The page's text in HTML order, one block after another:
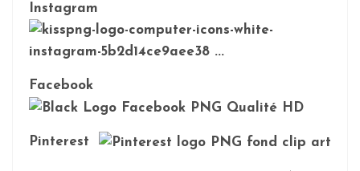
Instagram
Facebook
Pinterest